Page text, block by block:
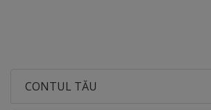
CONTUL TĂU